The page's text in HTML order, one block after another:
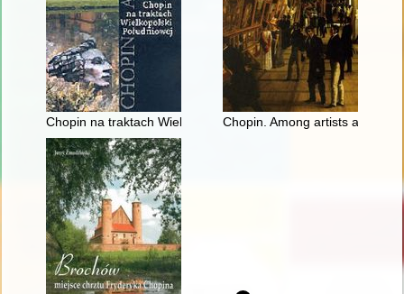
Chopin na traktach Wielkopolski południowejChopin. Among artists and